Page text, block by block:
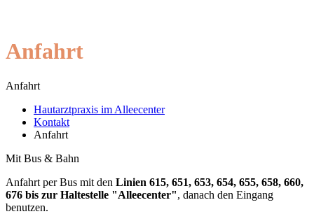
Anfahrt
Anfahrt
Hautarztpraxis im Alleecenter
Kontakt
Anfahrt
Mit Bus & Bahn
Anfahrt per Bus mit den Linien 615, 651, 653, 654, 655, 658, 660,
676 bis zur Haltestelle "Alleecenter", danach den Eingang
benutzen.